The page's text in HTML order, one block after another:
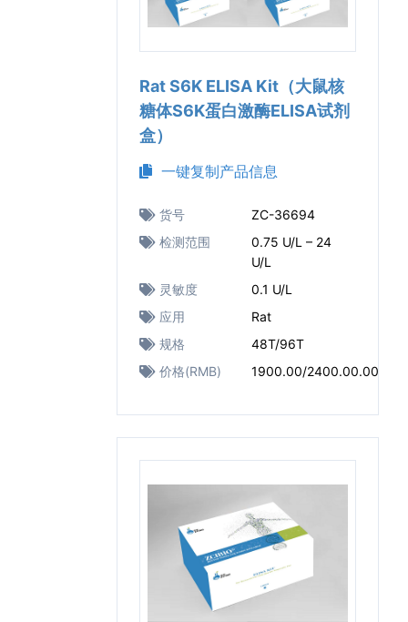
Rat S6K ELISA Kit（大鼠核
糖体S6K蛋白激酶ELISA试剂
盒）
一键复制产品信息
货号
ZC-36694
检测范围
0.75 U/L – 24
U/L
灵敏度
0.1 U/L
应用
Rat
规格
48T/96T
价格(RMB)
1900.00/2400.00.00